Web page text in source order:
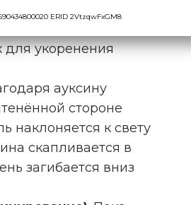
помогает им
для укоренения
ауксину
стороне
наклоняется к свету
скапливается в
загибается вниз
ERID 2VtzqwFxGM8